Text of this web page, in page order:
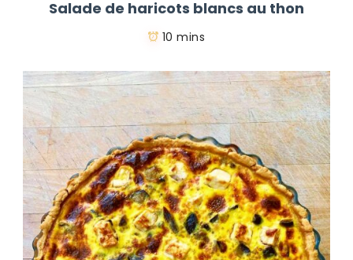
Salade de haricots blancs au thon
10 mins